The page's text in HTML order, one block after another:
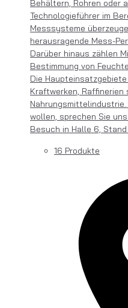
Behältern, Rohren oder
Technologieführer im
Messsysteme
herausragende Mess-
Darüber hinaus zählen
Bestimmung von
Die
Kraftwerken, Raffinerien
wollen, sprechen Sie
Besuch in Halle 6,
16 Produkte